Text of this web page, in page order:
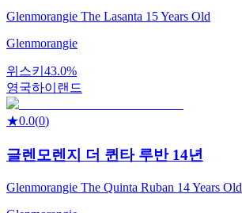
Glenmorangie The Lasanta 15 Years Old
Glenmorangie
위스키 43.0%
영국하이랜드
★0.0(0)
글렌모렌지 더 퀸타 루반 14년
Glenmorangie The Quinta Ruban 14 Years Old